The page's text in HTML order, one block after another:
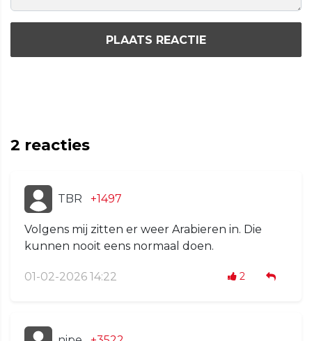
PLAATS REACTIE
2 reacties
TBR +1497
Volgens mij zitten er weer Arabieren in. Die
kunnen nooit eens normaal doen.
01-02-2026 14:22 2